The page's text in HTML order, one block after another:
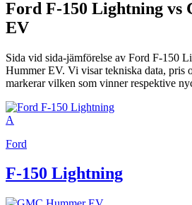
Ford F-150 Lightning vs
EV
Sida vid sida-jämförelse av Ford F-150
Hummer EV. Vi visar tekniska data,
markerar vilken som vinner respektive
A
Ford
F-150 Lightning